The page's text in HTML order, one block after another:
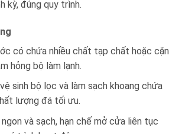
kỳ, đúng quy trình.
có chứa nhiều chất tạp chất hoặc cặn
hỏng bộ làm lạnh.
sinh bộ lọc và làm sạch khoang chứa
lượng đá tối ưu.
và sạch, hạn chế mở cửa liên tục